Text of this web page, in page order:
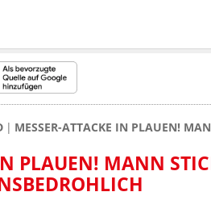
MESSER-ATTACKE IN PLAUEN!
PLAUEN! MANN